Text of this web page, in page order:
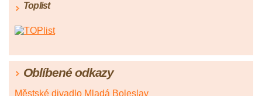
Toplist
Oblíbené odkazy
Městské divadlo Mladá Boleslav